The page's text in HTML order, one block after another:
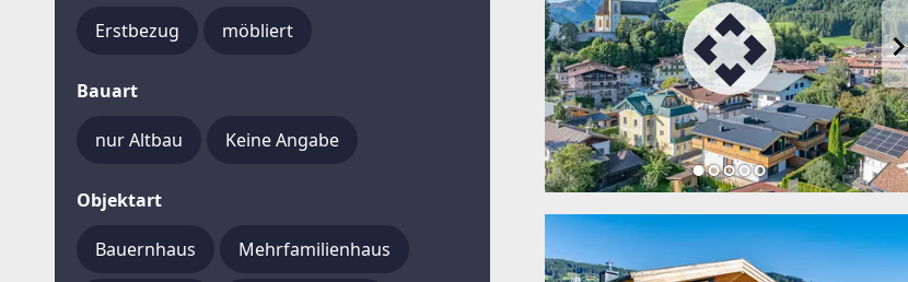
Erstbezug möbliert
Bauart
nur Altbau Keine Angabe
Objektart
Bauernhaus Mehrfamilienhaus